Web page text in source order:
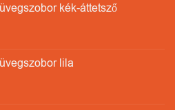
kék-áttetsző
lila